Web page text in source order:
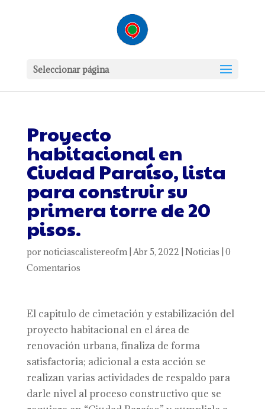
Seleccionar página
Proyecto
habitacional en
Ciudad Paraíso, lista
para construir su
primera torre de 20
pisos.
por noticiascalistereofm| Abr 5, 2022 Noticias 0
Comentarios
El capitulo de cimetación y estabilización del
proyecto habitacional en el área de
renovación urbana, finaliza de forma
satisfactoria; adicional a esta acción se
realizan varias actividades de respaldo para
darle nivel al proceso constructivo que se